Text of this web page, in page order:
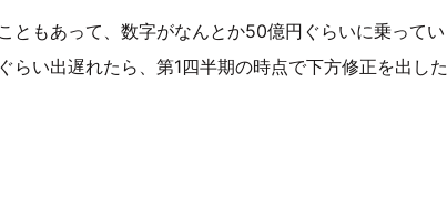
ともあって、数字がなんとか50億円ぐらいに乗ってい
らい出遅れたら、第1四半期の時点で下方修正を出した